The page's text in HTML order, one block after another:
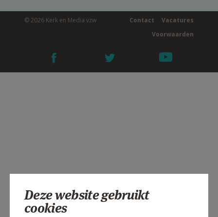
© 2026 Kerk en Media vzw Vacatures
Contact
Voorwaarden
Deze website gebruikt
cookies